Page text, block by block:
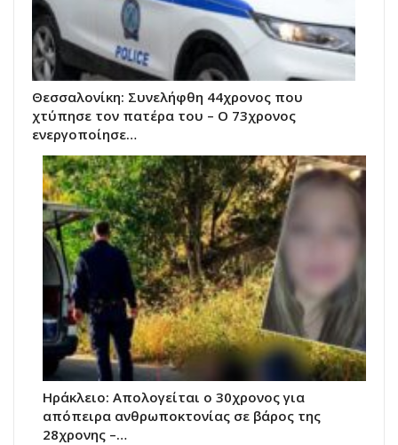
Θεσσαλονίκη: Συνελήφθη 44χρονος που
χτύπησε τον πατέρα του – Ο 73χρονος
ενεργοποίησε…
Ηράκλειο: Απολογείται ο 30χρονος για
απόπειρα ανθρωποκτονίας σε βάρος της
28χρονης –…